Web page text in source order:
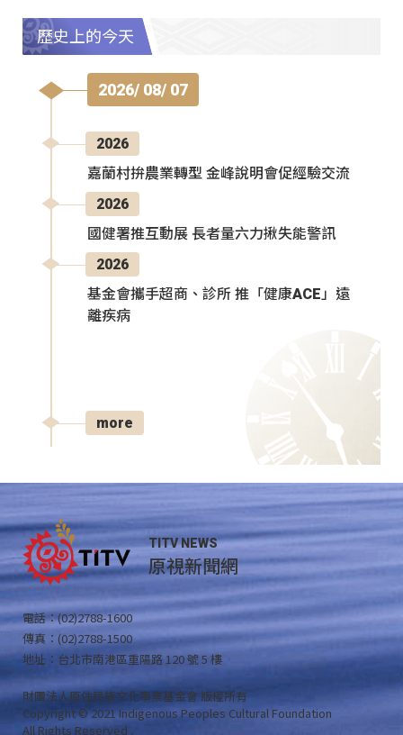
歷史上的今天
2026/ 08/ 07
2026
嘉蘭村拚農業轉型 金峰說明會促經驗交流
2026
國健署推互動展 長者量六力揪失能警訊
2026
基金會攜手超商、診所 推「健康ACE」遠
離疾病
more
TITV NEWS
原視新聞網
電話：(02)2788-1600
傳真：(02)2788-1500
地址：台北市南港區重陽路 120 號 5 樓
財團法人原住民族文化事業基金會 版權所有
Copyright © 2021 Indigenous Peoples Cultural Foundation
All Rights Reserved .